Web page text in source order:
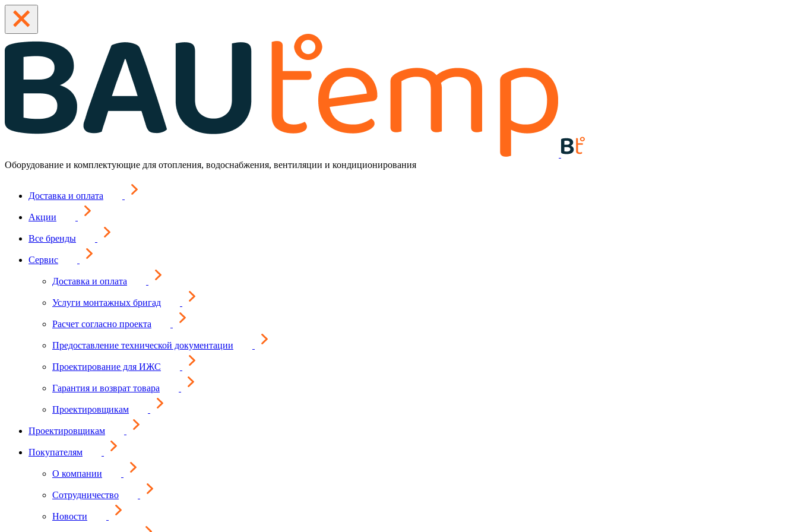
Оборудование и комплектующие для отопления, водоснабжения, вентиляции и кондиционирования
Доставка и оплата
Акции
Все бренды
Сервис
Доставка и оплата
Услуги монтажных бригад
Расчет согласно проекта
Предоставление технической документации
Проектирование для ИЖС
Гарантия и возврат товара
Проектировщикам
Проектировщикам
Покупателям
О компании
Сотрудничество
Новости